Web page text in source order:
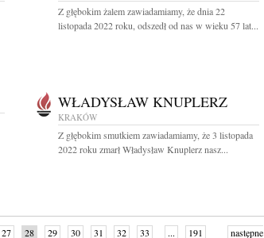
Z głębokim żalem zawiadamiamy, że dnia 22
listopada 2022 roku, odszedł od nas w wieku 57 lat...
WŁADYSŁAW KNUPLERZ
KRAKÓW
Z głębokim smutkiem zawiadamiamy, że 3 listopada
2022 roku zmarł Władysław Knuplerz nasz...
27 28 29 30 31 32 33 ... 191 następne